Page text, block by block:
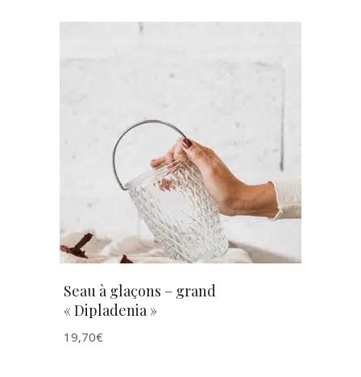
AJOUTER AU PANIER
Seau à glaçons – grand
« Dipladenia »
19,70€